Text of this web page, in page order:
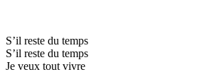
S’il reste du temps
S’il reste du temps
Je veux tout vivre